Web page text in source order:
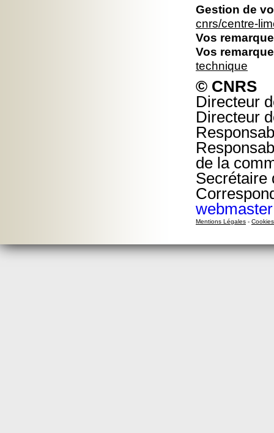
Gestion de
cnrs/centre-
Vos
Vos
technique
© CNRS
Directeur
Directeur
de la
Secrétaire
Mentions Légales - Cookies